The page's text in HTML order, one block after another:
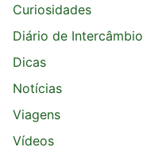
Curiosidades
Diário de Intercâmbio
Dicas
Notícias
Viagens
Vídeos